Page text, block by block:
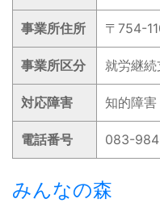
事業所住所 〒754-
事業所区分 就労継続
対応障害 知的障
電話番号 083-
みんなの森